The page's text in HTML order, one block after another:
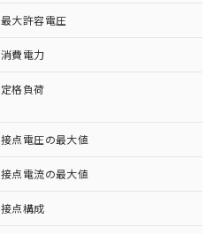
最大許容電圧
消費電力
定格負荷
接点電圧の最大値
接点電流の最大値
接点構成